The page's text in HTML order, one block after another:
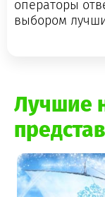
операторы
выбором
Лучшие